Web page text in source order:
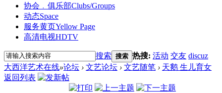
协会﹒俱乐部Clubs/Groups
动态Space
服务黄页Yellow Page
高清电视HDTV
搜索 搜索 热搜: 活动 交友 discuz
大西洋艺术在线»论坛 › 文艺论坛 › 文艺随笔 › 天鹅 生儿育女
返回列表